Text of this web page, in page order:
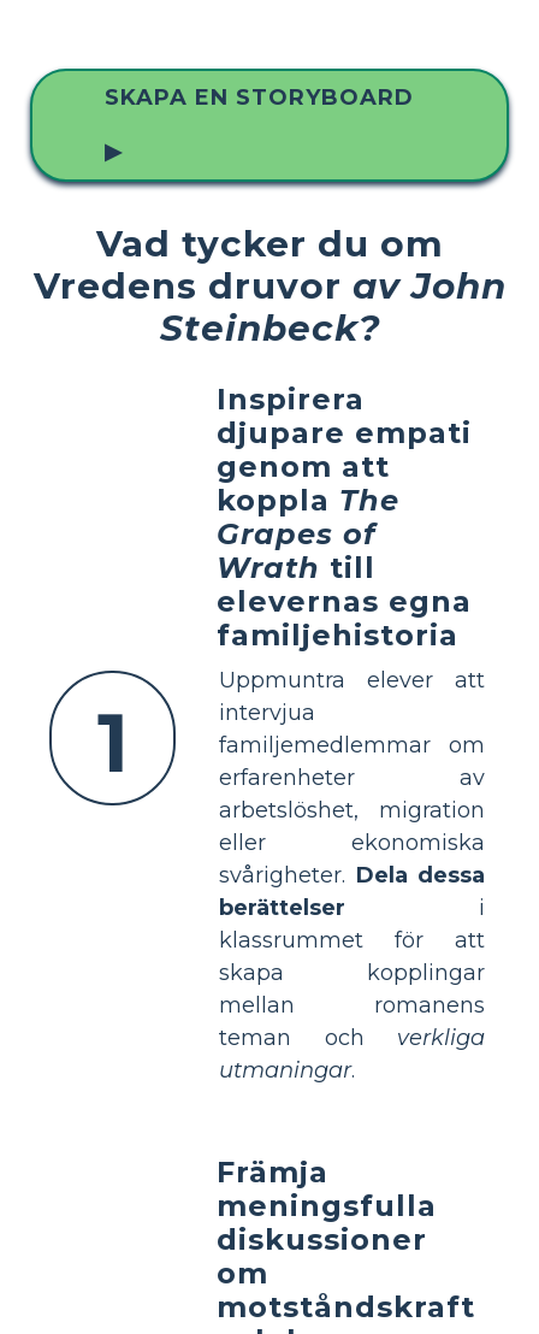
SKAPA EN STORYBOARD
▶
Vad tycker du om
Vredens druvor av John
Steinbeck?
1
Inspirera
djupare empati
genom att
koppla The
Grapes of
Wrath till
elevernas egna
familjehistoria
Uppmuntra elever att
intervjua
familjemedlemmar om
erfarenheter av
arbetslöshet, migration
eller ekonomiska
svårigheter. Dela dessa
berättelser i
klassrummet för att
skapa kopplingar
mellan romanens
teman och verkliga
utmaningar.
Främja
meningsfulla
diskussioner
om
motståndskraft